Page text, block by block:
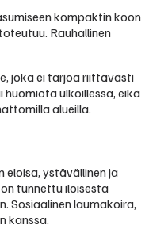
kompaktin koon
Rauhallinen
joka ei tarjoa riittävästi
ulkoillessa, eikä
alueilla.
eloisa, ystävällinen ja
tunnettu iloisesta
Sosiaalinen laumakoira,
kanssa.